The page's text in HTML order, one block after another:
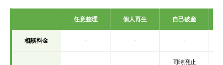
任意整理 個人再生 自己破産
相談料金 - - -
同時廃止